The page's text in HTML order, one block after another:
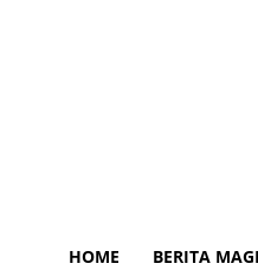
HOME BERITA